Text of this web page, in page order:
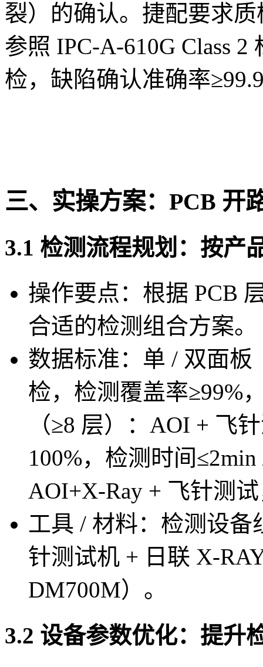
裂）的确认。捷配要求
参照 IPC-A-610G Class
检，缺陷确认准确率
三、实操方案：PCB 开
3.1 检测流程规划：按产
操作要点：根据 PCB
合适的检测组合方案。
数据标准：单 / 双面
检，检测覆盖率≥99%
（≥8 层）：AOI + 飞
100%，检测时间
AOI+X-Ray + 飞针测
工具 / 材料：检测设
针测试机 + 日联 X-
DM700M）。
3.2 设备参数优化：提升